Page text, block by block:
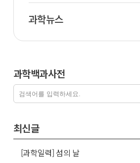
과학뉴스
과학백과사전
최신글
[과학일력] 섬의 날